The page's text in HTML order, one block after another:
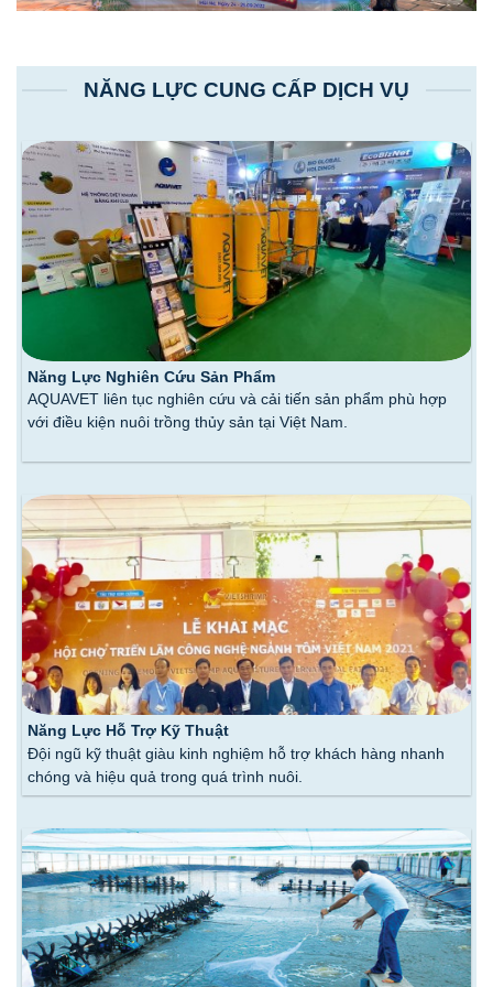
NĂNG LỰC CUNG CẤP DỊCH VỤ
Năng Lực Nghiên Cứu Sản Phẩm
AQUAVET liên tục nghiên cứu và cải tiến sản phẩm phù hợp
với điều kiện nuôi trồng thủy sản tại Việt Nam.
Năng Lực Hỗ Trợ Kỹ Thuật
Đội ngũ kỹ thuật giàu kinh nghiệm hỗ trợ khách hàng nhanh
chóng và hiệu quả trong quá trình nuôi.